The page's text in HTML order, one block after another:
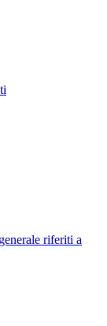
riferiti a